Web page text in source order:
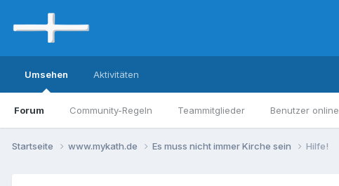
Umsehen
Forum Community-Regeln Teammitglieder Benutzer online
Aktivitäten
Startseite www.mykath.de Es muss nicht immer Kirche sein Hilfe!